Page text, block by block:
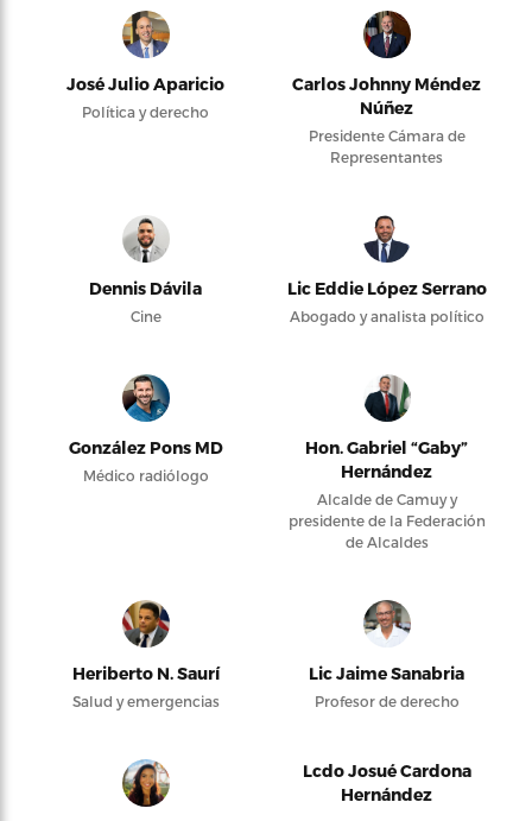
José Julio Aparicio
Política y derecho
Carlos Johnny Méndez
Núñez
Presidente Cámara de
Representantes
Dennis Dávila
Cine
Lic Eddie López Serrano
Abogado y analista político
González Pons MD
Médico radiólogo
Hon. Gabriel “Gaby”
Hernández
Alcalde de Camuy y
presidente de la Federación
de Alcaldes
Heriberto N. Saurí
Salud y emergencias
Lic Jaime Sanabria
Profesor de derecho
Lcdo Josué Cardona
Hernández